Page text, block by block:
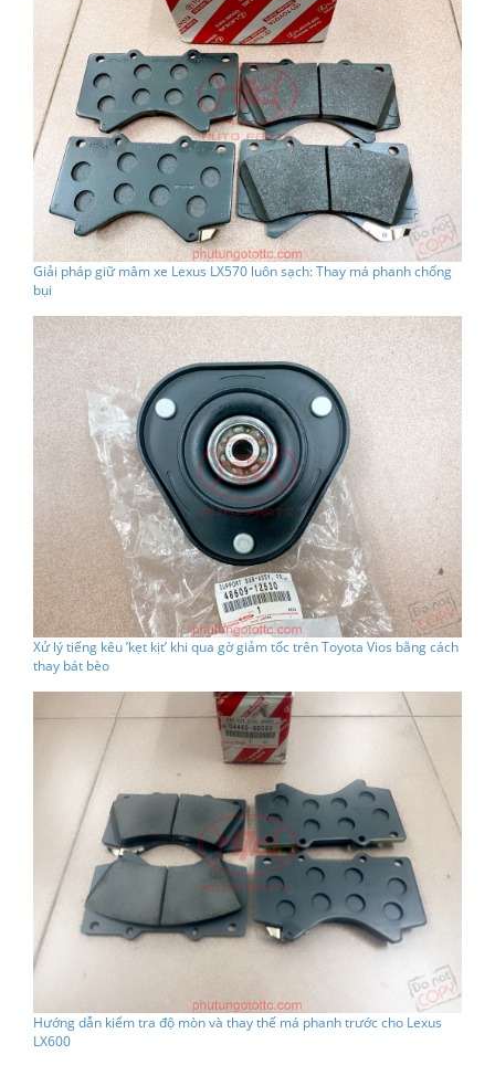
Giải pháp giữ mâm xe Lexus LX570 luôn sạch: Thay má phanh chống
bụi
Xử lý tiếng kêu ’kẹt kịt’ khi qua gờ giảm tốc trên Toyota Vios bằng cách
thay bát bèo
Hướng dẫn kiểm tra độ mòn và thay thế má phanh trước cho Lexus
LX600